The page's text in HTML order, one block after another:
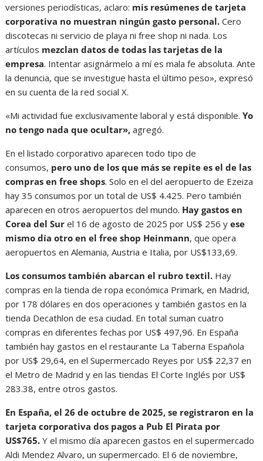
versiones periodísticas, aclaro: mis resúmenes de tarjeta
corporativa no muestran ningún gasto personal. Cero
discotecas ni servicio de playa ni free shop ni nada. Los
artículos mezclan datos de todas las tarjetas de la
empresa. Intentar asignármelo a mí es mala fe absoluta. Ante
la denuncia, que se investigue hasta el último peso», expresó
en su cuenta de la red social X.
«Mi actividad fue exclusivamente laboral y está disponible.Yo
no tengo nada que ocultar», agregó.
En el listado corporativo aparecen todo tipo de
consumos, pero uno de los que más se repite es el de las
compras en free shops. Solo en el del aeropuerto de Ezeiza
hay 35 consumos por un total de US$ 4.425. Pero también
aparecen en otros aeropuertos del mundo. Hay gastos en
Corea del Sur el 16 de agosto de 2025 por US$ 256 yese
mismo día otro en el free shop Heinmann, que opera
aeropuertos en Alemania, Austria e Italia, por US$133,69.
Los consumos también abarcan el rubro textil. Hay
compras en la tienda de ropa económica Primark, en Madrid,
por 178 dólares en dos operaciones y también gastos en la
tienda Decathlon de esa ciudad. En total suman cuatro
compras en diferentes fechas por US$ 497,96. En España
también hay gastos en el restaurante La Taberna Española
por US$ 29,64, en el Supermercado Reyes por US$ 22,37 en
el Metro de Madrid y en las tiendas El Corte Inglés por US$
283.38, entre otros gastos.
En España, el 26 de octubre de 2025, se registraron en la
tarjeta corporativa dos pagos a Pub El Pirata por
US$765.Y el mismo día aparecen gastos en el supermercado
Aldi Mendez Alvaro, un supermercado. El 6 de noviembre,